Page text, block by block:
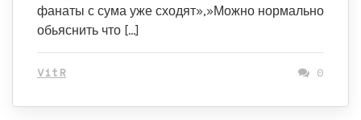
фанаты с сума уже сходят»,»Можно нормально
обьяснить что […]
VitR 0